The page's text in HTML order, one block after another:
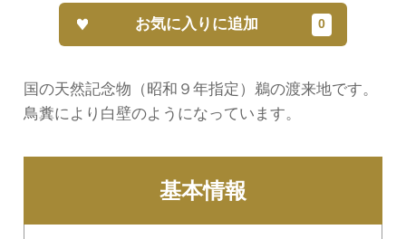
国の天然記念物（昭和９年指定）鵜の渡来地です。
鳥糞により白壁のようになっています。
お気に入りに追加
基本情報